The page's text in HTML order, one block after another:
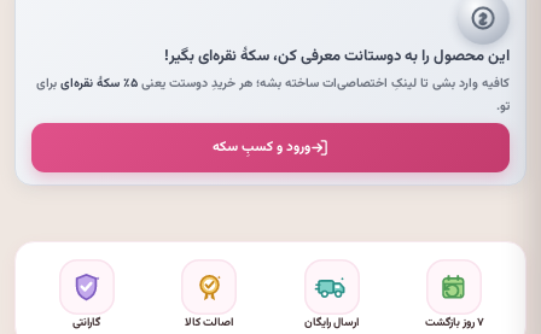
این محصول را به دوستانت معرفی کن،سکهٔ نقره‌ایبگیر!
کافیه وارد بشی تا لینکِ اختصاصی‌ات ساخته بشه؛ هر خریدِ دوستت یعنی۵٪ سکهٔ نقره‌ای
برای
تو.
ورود و کسبِ سکه
۷ روز بازگشت ارسال رایگان اصالت کالا گارانتی